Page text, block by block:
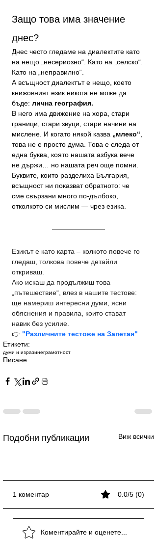
Защо това има значение
днес?
Днес често гледаме на диалектите като
на нещо „несериозно“. Като на „селско“.
Като на „неправилно“.
А всъщност диалектът е нещо, което
книжовният език никога не може да
бъде: лична география.
В него има движение на хора, стари
граници, стари звуци, стари начини на
мислене. И когато някой казва „млеко“
това не е просто дума. Това е следа от
една буква, която нашата азбука вече
не държи… но нашата реч още помни.
Буквите, които разделиха България,
всъщност ни показват обратното: че
сме свързани много по-дълбоко,
отколкото си мислим — чрез езика.
Езикът е като карта – колкото повече го
гледаш, толкова повече детайли
откриваш.
Ако искаш да продължиш това
„пътешествие“, влез в нашите тестове:
ще намериш интересни думи, ясни
обяснения и правила, които стават
навик без усилие.
👉 "Различните тестове на Запетая"
Етикети:
думи и изразинеграмотност
Писане
Подобни публикации Виж всички
Каква е силата на
„Обръщение“ или
„Коригирам“ или
Каква е силата на
„Обръщение“ или
„Коригирам“ или
Каква е силата на
1 коментар 0.0/5 (0)
Коментирайте и оценете...